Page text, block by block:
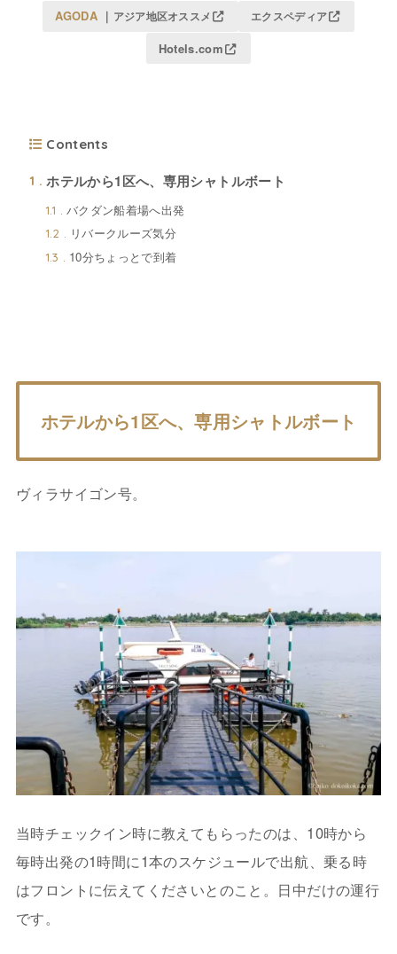
AGODA ｜ アジア地区オススメ エクスペディア
Hotels.com
Contents
1 ホテルから1区へ、専用シャトルボート
1.1 バクダン船着場へ出発
1.2 リバークルーズ気分
1.3 10分ちょっとで到着
ホテルから1区へ、専用シャトルボート
ヴィラサイゴン号。
当時チェックイン時に教えてもらったのは、10時から
毎時出発の1時間に1本のスケジュールで出航、乗る時
はフロントに伝えてくださいとのこと。日中だけの運行
です。